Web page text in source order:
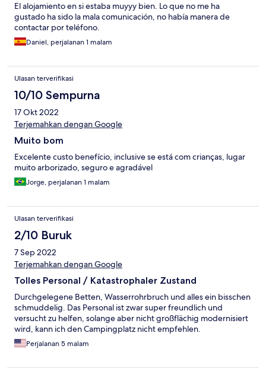
El alojamiento en si estaba muyyy bien. Lo que no me ha
gustado ha sido la mala comunicación, no había manera de
contactar por teléfono.
Daniel, perjalanan 1 malam
Ulasan terverifikasi
10/10 Sempurna
17 Okt 2022
Terjemahkan dengan Google
Muito bom
Excelente custo benefício, inclusive se está com crianças, lugar
muito arborizado, seguro e agradável
Jorge, perjalanan 1 malam
Ulasan terverifikasi
2/10 Buruk
7 Sep 2022
Terjemahkan dengan Google
Tolles Personal / Katastrophaler Zustand
Durchgelegene Betten, Wasserrohrbruch und alles ein bisschen
schmuddelig. Das Personal ist zwar super freundlich und
versucht zu helfen, solange aber nicht großflächig modernisiert
wird, kann ich den Campingplatz nicht empfehlen.
Perjalanan 5 malam